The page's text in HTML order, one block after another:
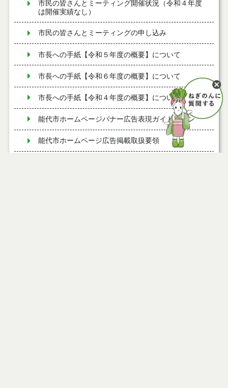
市民の皆さんとミーティング開催状況（令和４年度
は開催実績なし）
市民の皆さんとミーティングの申し込み
市長への手紙【令和５年度の概要】について
市長への手紙【令和６年度の概要】について
市長への手紙【令和４年度の概要】について
能代市ホームページバナー広告表現ガイドライン
能代市ホームページ広告掲載取扱要領